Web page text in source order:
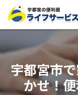
宇都宮市
かせ！